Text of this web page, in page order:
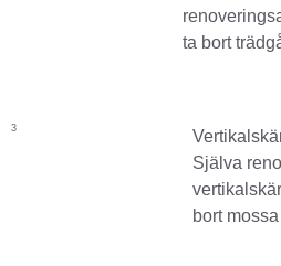
ta bort
3
Själva
bort